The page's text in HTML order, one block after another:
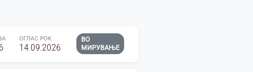
ОГЛАС РОК
14.09.2026
ВО
МИРУВАЊЕ